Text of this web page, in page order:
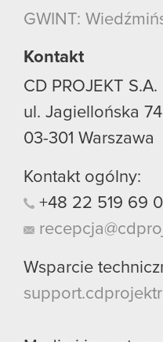
GWINT:
Kontakt
CD PROJEKT S.A.
ul. Jagiellońska 74
03-301 Warszawa
Kontakt ogólny:
+48 22 519 69
Wsparcie